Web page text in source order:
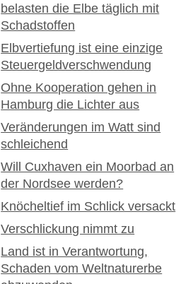
belasten die Elbe täglich mit
Schadstoffen
Elbvertiefung ist eine einzige
Steuergeldverschwendung
Ohne Kooperation gehen in
Hamburg die Lichter aus
Veränderungen im Watt sind
schleichend
Will Cuxhaven ein Moorbad an
der Nordsee werden?
Knöcheltief im Schlick versackt
Verschlickung nimmt zu
Land ist in Verantwortung,
Schaden vom Weltnaturerbe